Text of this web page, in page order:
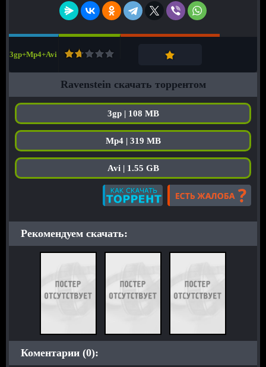
3gp+Mp4+Avi
Ravenstein скачать торрентом
3gp | 108 MB
Mp4 | 319 MB
Avi | 1.55 GB
Рекомендуем скачать:
Коментарии (0):